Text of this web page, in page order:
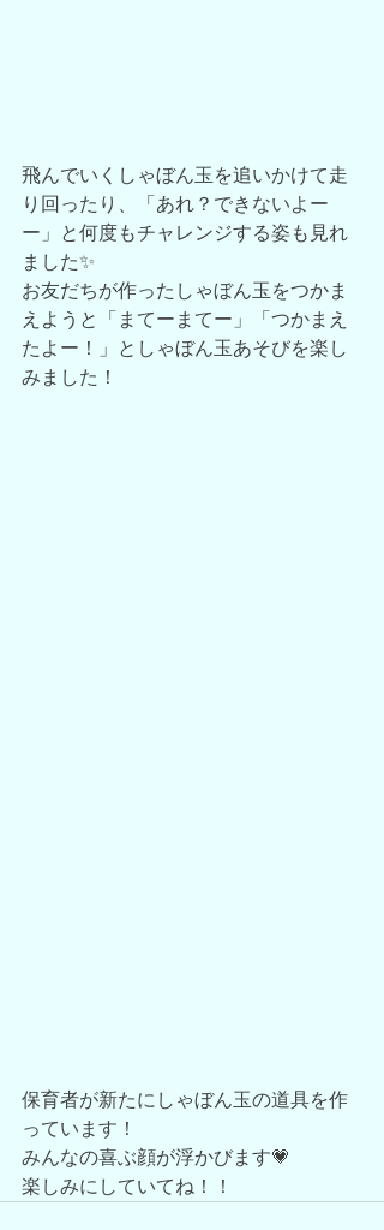
飛んでいくしゃぼん玉を追いかけて走
り回ったり、「あれ？できないよー
ー」と何度もチャレンジする姿も見れ
ました✨
お友だちが作ったしゃぼん玉をつかま
えようと「まてーまてー」「つかまえ
たよー！」としゃぼん玉あそびを楽し
みました！
保育者が新たにしゃぼん玉の道具を作
っています！
みんなの喜ぶ顔が浮かびます💗
楽しみにしていてね！！